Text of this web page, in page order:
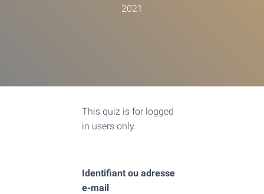
2021
This quiz is for logged
in users only.
Identifiant ou adresse
e-mail